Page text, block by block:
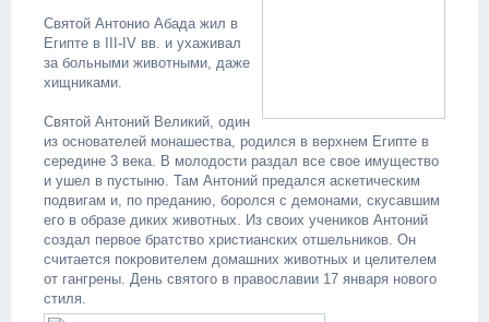
Святой Антонио Абада жил в
Египте в III-IV вв. и ухаживал
за больными животными, даже
хищниками.
Святой Антоний Великий, один
из основателей монашества, родился в верхнем Египте в
середине 3 века. В молодости раздал все свое имущество
и ушел в пустыню. Там Антоний предался аскетическим
подвигам и, по преданию, боролся с демонами, скусавшим
его в образе диких животных. Из своих учеников Антоний
создал первое братство христианских отшельников. Он
считается покровителем домашних животных и целителем
от гангрены. День святого в православии 17 января нового
стиля.